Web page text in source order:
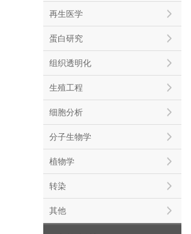
再生医学
蛋白研究
组织透明化
生殖工程
细胞分析
分子生物学
植物学
转染
其他